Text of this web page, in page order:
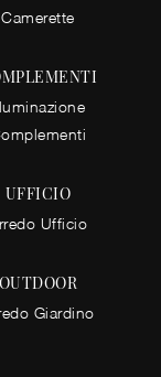
Camerette
UFFICIO
Ufficio
OUTDOOR
Giardino